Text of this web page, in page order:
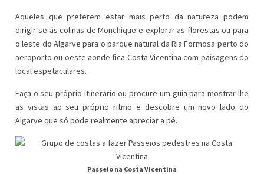
Aqueles que preferem estar mais perto da natureza podem
dirigir-se ás colinas de Monchique e explorar as florestas ou para
o leste do Algarve para o parque natural da Ria Formosa perto do
aeroporto ou oeste aonde fica Costa Vicentina com paisagens do
local espetaculares.
Faça o seu próprio itinerário ou procure um guia para mostrar-lhe
as vistas ao seu próprio ritmo e descobre um novo lado do
Algarve que só pode realmente apreciar a pé.
Passeio na Costa Vicentina